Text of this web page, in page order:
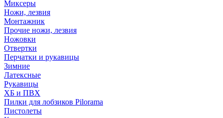
Миксеры
Ножи, лезвия
Монтажник
Прочие ножи, лезвия
Ножовки
Отвертки
Перчатки и рукавицы
Зимние
Латексные
Рукавицы
ХБ и ПВХ
Пилки для лобзиков Pilorama
Пистолеты